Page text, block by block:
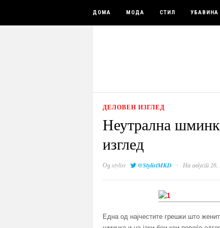
ДОМА МОДА СТИЛ УБАВИНА
ДЕЛОВЕН ИЗГЛЕД
Неутрална
изглед
Одstylist @StylistMKD · На август 26,
Една од најчестите грешки што